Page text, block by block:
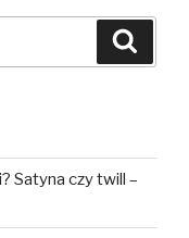
Satyna czy twill –